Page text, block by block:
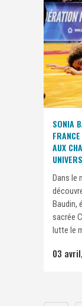
SONIA
AUX
Dans le
Baudin,
sacrée
lutte le
03